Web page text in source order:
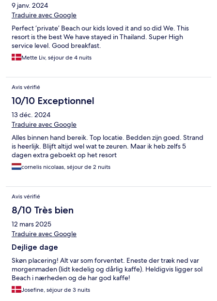
9 janv. 2024
Traduire avec Google
Perfect ‘private’ Beach our kids loved it and so did We. This
resort is the best We have stayed in Thailand. Super High
service level. Good breakfast.
Mette Liv, séjour de 4 nuits
Avis vérifié
10/10 Exceptionnel
13 déc. 2024
Traduire avec Google
Alles binnen hand bereik. Top locatie. Bedden zijn goed. Strand
is heerlijk. Blijft altijd wel wat te zeuren. Maar ik heb zelfs 5
dagen extra geboekt op het resort
cornelis nicolaas, séjour de 2 nuits
Avis vérifié
8/10 Très bien
12 mars 2025
Traduire avec Google
Dejlige dage
Skøn placering! Alt var som forventet. Eneste der træk ned var
morgenmaden (lidt kedelig og dårlig kaffe). Heldigvis ligger sol
Beach i nærheden og de har god kaffe!
Josefine, séjour de 3 nuits